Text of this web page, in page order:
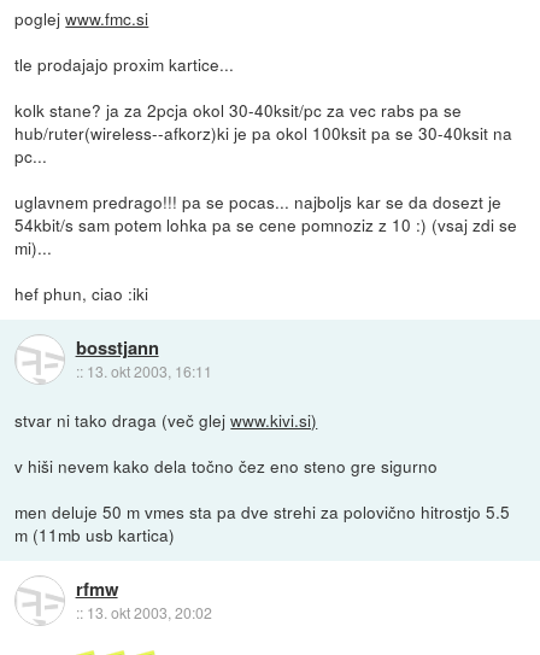
poglejwww.fmc.si
tle prodajajo proxim kartice...
kolk stane? ja za 2pcja okol 30-40ksit/pc za vec rabs pa se
hub/ruter(wireless--afkorz)ki je pa okol 100ksit pa se 30-40ksit na
pc...
uglavnem predrago!!! pa se pocas... najboljs kar se da dosezt je
54kbit/s sam potem lohka pa se cene pomnoziz z 10 :) (vsaj zdi se
mi)...
hef phun, ciao :iki
bosstjann
:: 13. okt 2003, 16:11
stvar ni tako draga (več glejwww.kivi.si)
v hiši nevem kako dela točno čez eno steno gre sigurno
men deluje 50 m vmes sta pa dve strehi za polovično hitrostjo 5.5
m (11mb usb kartica)
rfmw
:: 13. okt 2003, 20:02